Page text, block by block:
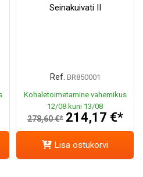
Seinakuivati II
Ref. BR850001
Kohaletoimetamine vahemikus
12/08 kuni 13/08
278,60 €* 214,17 €*
Lisa ostukorvi